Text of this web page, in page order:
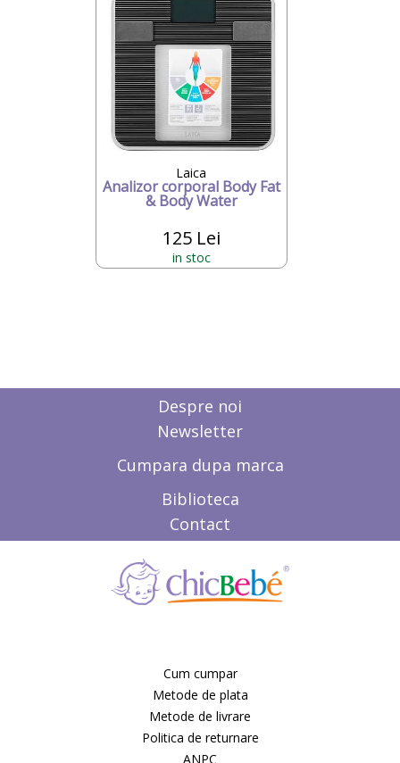
Laica
Analizor corporal Body Fat
& Body Water
125 Lei
in stoc
Despre noi
Newsletter
Cumpara dupa marca
Biblioteca
Contact
Cum cumpar
Metode de plata
Metode de livrare
Politica de returnare
ANPC